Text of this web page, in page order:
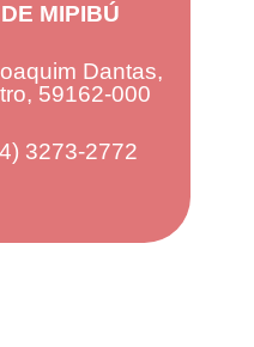
MIPIBÚ
Dantas,
59162-000
3273-2772